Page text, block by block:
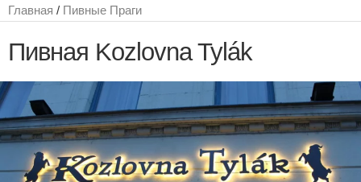
Главная / Пивные Праги
Пивная Kozlovna Tylák